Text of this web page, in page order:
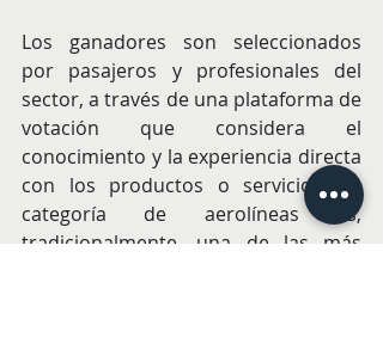
Los ganadores son seleccionados
por pasajeros y profesionales del
sector, a través de una plataforma de
votación que considera el
conocimiento y la experiencia directa
con los productos o servicios. La
categoría de aerolíneas es,
tradicionalmente, una de las más